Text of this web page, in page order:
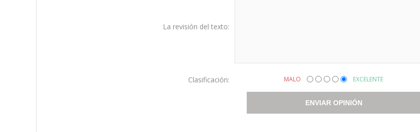
La revisión del texto:
Clasificación: MALO EXCELENTE
ENVIAR OPINIÓN